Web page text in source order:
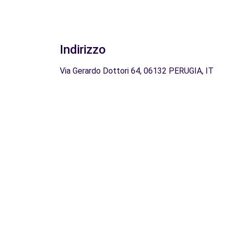
Indirizzo
Via Gerardo Dottori 64, 06132 PERUGIA, IT